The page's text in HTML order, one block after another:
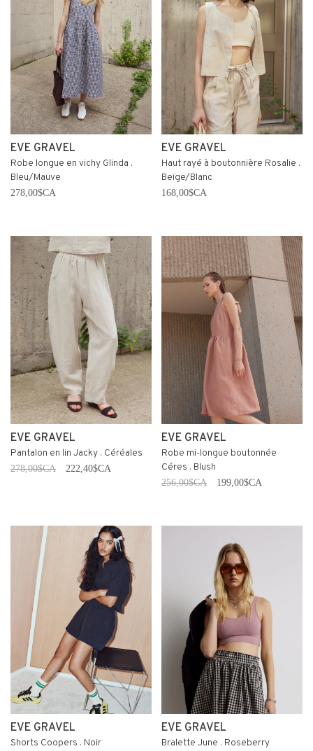
EVE GRAVEL
Robe longue en vichy Glinda .
Bleu/Mauve
278,00$CA
EVE GRAVEL
Haut rayé à boutonnière Rosalie .
Beige/Blanc
168,00$CA
EVE GRAVEL
Pantalon en lin Jacky . Céréales
278,00$CA 222,40$CA
EVE GRAVEL
Robe mi-longue boutonnée
Céres . Blush
256,00$CA 199,00$CA
EVE GRAVEL
Shorts Coopers . Noir
EVE GRAVEL
Bralette June . Roseberry